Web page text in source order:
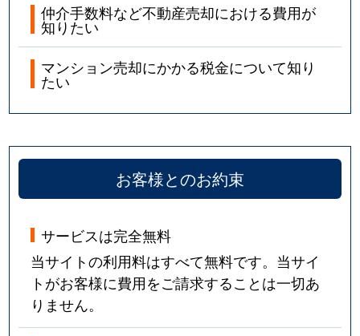
仲介手数料など不動産売却における費用が
知りたい
マンション売却にかかる税金について知り
たい
お客様とのお約束
サービスは完全無料
当サイトの利用料はすべて無料です。当サイ
トがお客様に費用をご請求することは一切あ
りません。